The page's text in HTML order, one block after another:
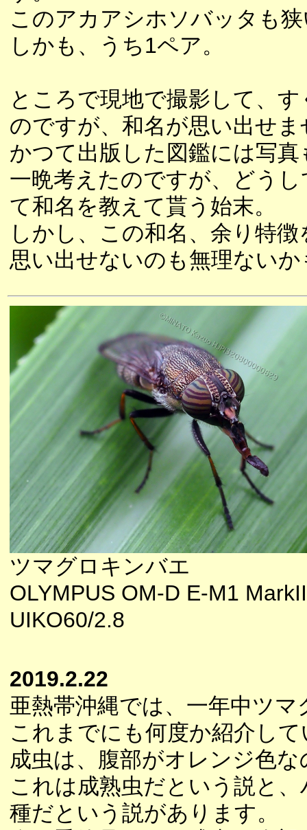
このアカアシホソバッタも
しかも、うち1ペア。
ところで現地で撮影して、
のですが、和名が思い出せま
かつて出版した図鑑には写
一晩考えたのですが、どう
て和名を教えて貰う始末。
しかし、この和名、余り特
思い出せないのも無理ない
ツマグロキンバエ
OLYMPUS OM-D E-M1
UIKO60/2.8
2019.2.22
亜熱帯沖縄では、一年中ツ
これまでにも何度か紹介し
成虫は、腹部がオレンジ色な
これは成熟虫だという説と
種だという説があります。